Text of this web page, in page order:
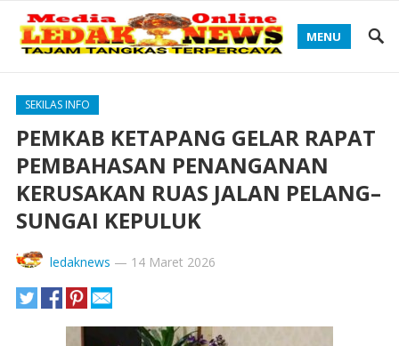
MENU
SEKILAS INFO
PEMKAB KETAPANG GELAR RAPAT
PEMBAHASAN PENANGANAN
KERUSAKAN RUAS JALAN PELANG–
SUNGAI KEPULUK
ledaknews — 14 Maret 2026